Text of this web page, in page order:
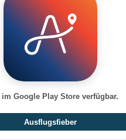
im Google Play Store verfügbar.
Ausflugsfieber